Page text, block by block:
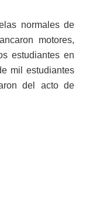
normales de
motores,
estudiantes en
mil estudiantes
del acto de